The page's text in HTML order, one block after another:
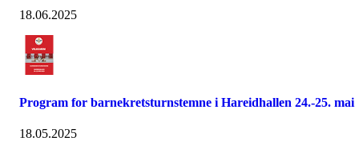
18.06.2025
Program for barnekretsturnstemne i Hareidhallen 24.-25. mai
18.05.2025